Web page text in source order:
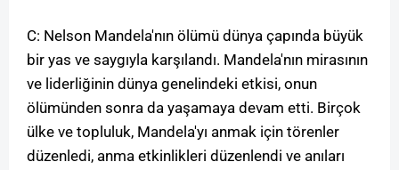
C: Nelson Mandela'nın ölümü dünya çapında büyük
bir yas ve saygıyla karşılandı. Mandela'nın mirasının
ve liderliğinin dünya genelindeki etkisi, onun
ölümünden sonra da yaşamaya devam etti. Birçok
ülke ve topluluk, Mandela'yı anmak için törenler
düzenledi, anma etkinlikleri düzenlendi ve anıları